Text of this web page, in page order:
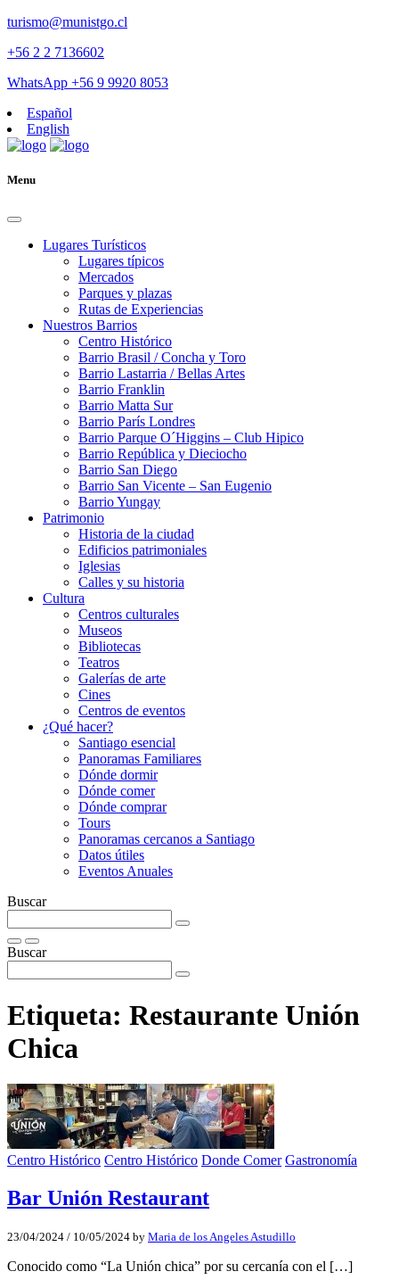
turismo@munistgo.cl
+56 2 2 7136602
WhatsApp +56 9 9920 8053
Español
English
Menu
Lugares Turísticos
Lugares tí­picos
Mercados
Parques y plazas
Rutas de Experiencias
Nuestros Barrios
Centro Histórico
Barrio Brasil / Concha y Toro
Barrio Lastarria / Bellas Artes
Barrio Franklin
Barrio Matta Sur
Barrio Parí­s Londres
Barrio Parque O´Higgins – Club Hipico
Barrio República y Dieciocho
Barrio San Diego
Barrio San Vicente – San Eugenio
Barrio Yungay
Patrimonio
Historia de la ciudad
Edificios patrimoniales
Iglesias
Calles y su historia
Cultura
Centros culturales
Museos
Bibliotecas
Teatros
Galerí­as de arte
Cines
Centros de eventos
¿Qué hacer?
Santiago esencial
Panoramas Familiares
Dónde dormir
Dónde comer
Dónde comprar
Tours
Panoramas cercanos a Santiago
Datos útiles
Eventos Anuales
Buscar
Buscar
Etiqueta: Restaurante Unión
Chica
Centro Histórico Centro Histórico Donde Comer Gastronomía
Bar Unión Restaurant
23/04/2024 / 10/05/2024 by Maria de los Angeles Astudillo
Conocido como “La Unión chica” por su cercanía con el […]